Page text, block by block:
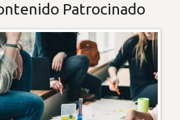
Patrocinado